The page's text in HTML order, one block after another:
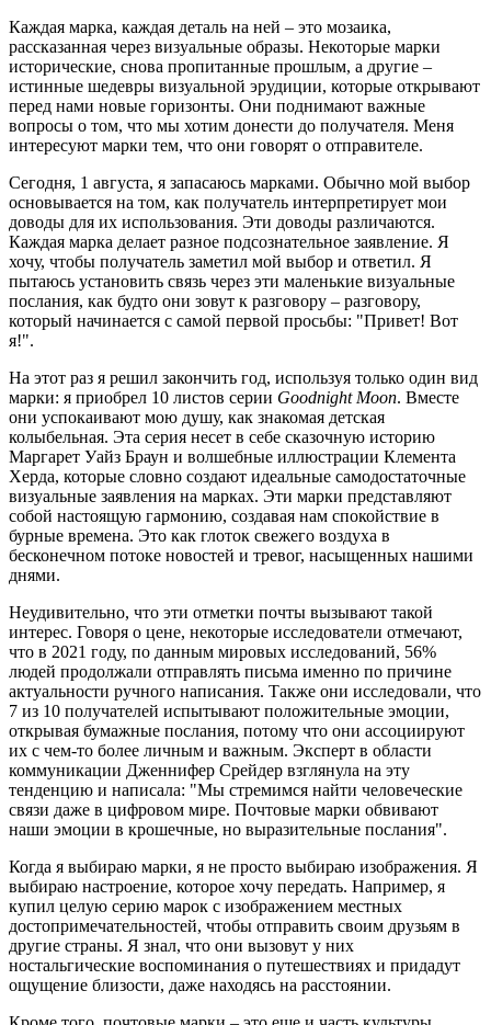
Каждая марка, каждая деталь на ней – это мозаика,
рассказанная через визуальные образы. Некоторые марки
исторические, снова пропитанные прошлым, а другие –
истинные шедевры визуальной эрудиции, которые открывают
перед нами новые горизонты. Они поднимают важные
вопросы о том, что мы хотим донести до получателя. Меня
интересуют марки тем, что они говорят о отправителе.
Сегодня, 1 августа, я запасаюсь марками. Обычно мой выбор
основывается на том, как получатель интерпретирует мои
доводы для их использования. Эти доводы различаются.
Каждая марка делает разное подсознательное заявление. Я
хочу, чтобы получатель заметил мой выбор и ответил. Я
пытаюсь установить связь через эти маленькие визуальные
послания, как будто они зовут к разговору – разговору,
который начинается с самой первой просьбы: "Привет! Вот
я!".
На этот раз я решил закончить год, используя только один вид
марки: я приобрел 10 листов серии Goodnight Moon. Вместе
они успокаивают мою душу, как знакомая детская
колыбельная. Эта серия несет в себе сказочную историю
Маргарет Уайз Браун и волшебные иллюстрации Клемента
Херда, которые словно создают идеальные самодостаточные
визуальные заявления на марках. Эти марки представляют
собой настоящую гармонию, создавая нам спокойствие в
бурные времена. Это как глоток свежего воздуха в
бесконечном потоке новостей и тревог, насыщенных нашими
днями.
Неудивительно, что эти отметки почты вызывают такой
интерес. Говоря о цене, некоторые исследователи отмечают,
что в 2021 году, по данным мировых исследований, 56%
людей продолжали отправлять письма именно по причине
актуальности ручного написания. Также они исследовали, что
7 из 10 получателей испытывают положительные эмоции,
открывая бумажные послания, потому что они ассоциируют
их с чем-то более личным и важным. Эксперт в области
коммуникации Дженнифер Срейдер взглянула на эту
тенденцию и написала: "Мы стремимся найти человеческие
связи даже в цифровом мире. Почтовые марки обвивают
наши эмоции в крошечные, но выразительные послания".
Когда я выбираю марки, я не просто выбираю изображения. Я
выбираю настроение, которое хочу передать. Например, я
купил целую серию марок с изображением местных
достопримечательностей, чтобы отправить своим друзьям в
другие страны. Я знал, что они вызовут у них
ностальгические воспоминания о путешествиях и придадут
ощущение близости, даже находясь на расстоянии.